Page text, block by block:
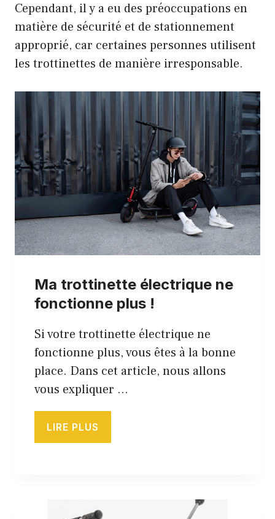
Cependant, il y a eu des préoccupations en
matière de sécurité et de stationnement
approprié, car certaines personnes utilisent
les trottinettes de manière irresponsable.
Ma trottinette électrique ne
fonctionne plus !
Si votre trottinette électrique ne
fonctionne plus, vous êtes à la bonne
place. Dans cet article, nous allons
vous expliquer …
LIRE PLUS